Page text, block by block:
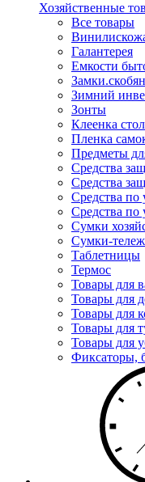
Хозяйственные
Все товары
Галантерея
Емкости
Зимний
Зонты
Клеенка
Пленка
Предметы
Средства
Средства
Средства по
Средства по
Сумки
Сумки-
Таблетницы
Термос
Товары для
Товары для
Товары для
Товары для
Товары для
Фиксаторы,